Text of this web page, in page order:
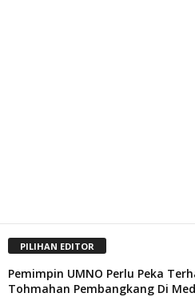
PILIHAN EDITOR
Pemimpin UMNO Perlu Peka
Tohmahan Pembangkang Di